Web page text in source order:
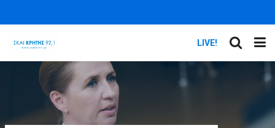
LIVE!